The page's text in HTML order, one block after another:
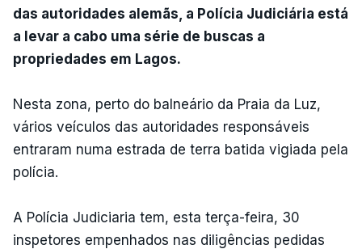
das autoridades alemãs, a Polícia Judiciária está
a levar a cabo uma série de buscas a
propriedades em Lagos.
Nesta zona, perto do balneário da Praia da Luz,
vários veículos das autoridades responsáveis
entraram numa estrada de terra batida vigiada pela
polícia.
A Polícia Judiciaria tem, esta terça-feira, 30
inspetores empenhados nas diligências pedidas